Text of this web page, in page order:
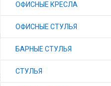
ОФИСНЫЕ КРЕСЛА
ОФИСНЫЕ СТУЛЬЯ
БАРНЫЕ СТУЛЬЯ
СТУЛЬЯ